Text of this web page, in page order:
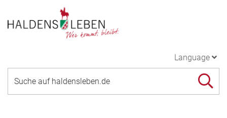
Language